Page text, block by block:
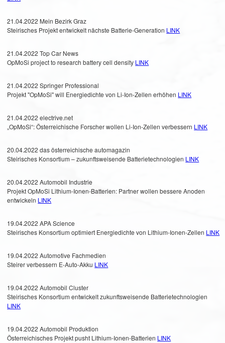
21.04.2022 Mein Bezirk Graz
Steirisches Projekt entwickelt nächste Batterie-Generation LINK
21.04.2022 Top Car News
OpMoSi project to research battery cell density LINK
21.04.2022 Springer Professional
Projekt "OpMoSi" will Energiedichte von Li-Ion-Zellen erhöhen LINK
21.04.2022 electrive.net
„OpMoSi“: Österreichische Forscher wollen Li-Ion-Zellen verbessern LINK
20.04.2022 das österreichische automagazin
Steirisches Konsortium – zukunftsweisende Batterietechnologien LINK
20.04.2022 Automobil Industrie
Projekt OpMoSi Lithium-Ionen-Batterien: Partner wollen bessere Anoden
entwickeln LINK
19.04.2022 APA Science
Steirisches Konsortium optimiert Energiedichte von Lithium-Ionen-Zellen LINK
19.04.2022 Automotive Fachmedien
Steirer verbessern E-Auto-Akku LINK
19.04.2022 Automobil Cluster
Steirisches Konsortium entwickelt zukunftsweisende Batterietechnologien
LINK
19.04.2022 Automobil Produktion
Österreichisches Projekt pusht Lithium-Ionen-Batterien LINK